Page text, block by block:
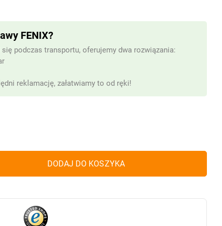
FENIX?
podczas transportu, oferujemy dwa rozwiązania:
reklamację, załatwiamy to od ręki!
DODAJ DO KOSZYKA